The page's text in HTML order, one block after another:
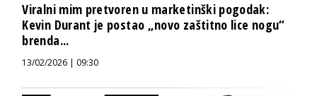
Viralni mim pretvoren u marketinški pogodak:
Kevin Durant je postao „novo zaštitno lice nogu“
brenda...
13/02/2026 | 09:30